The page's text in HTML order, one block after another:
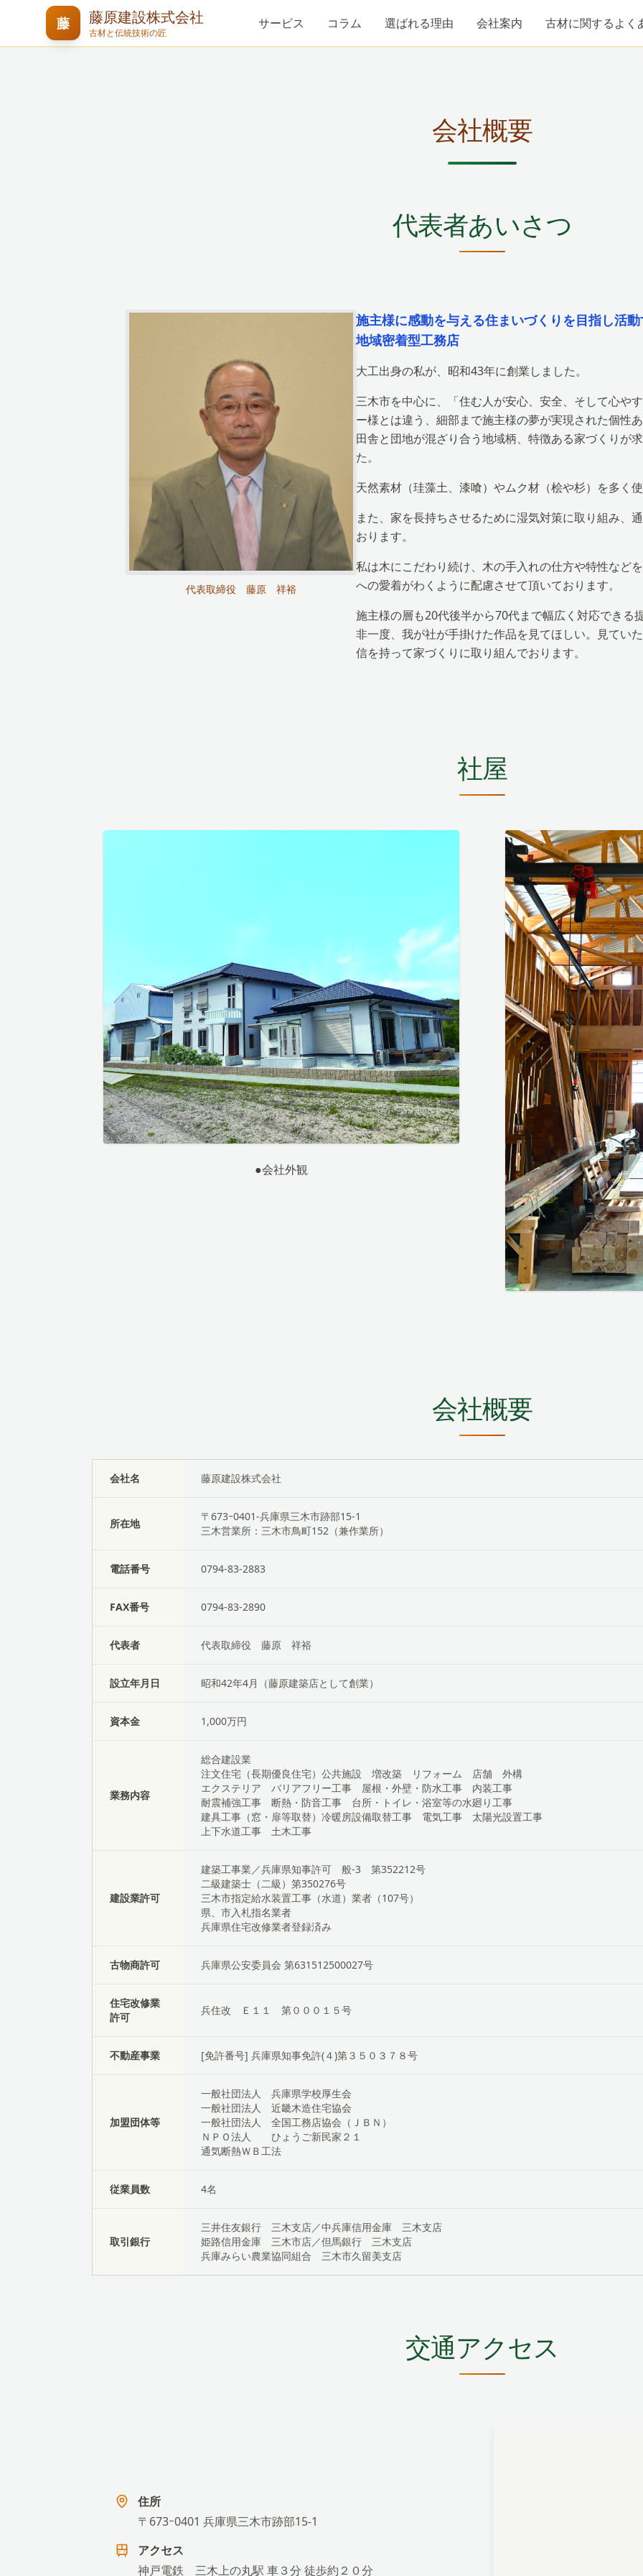
藤 藤原建設株式会社
古材と伝統技術の匠
サービス コラム 選ばれる理由 会社案内 古材に関するよく
会社概要
代表者あいさつ
代表取締役 藤原 祥裕
施主様に感動を与える住まいづくりを目指し活
地域密着型工務店
大工出身の私が、昭和43年に創業しました。
三木市を中心に、「住む人が安心、安全、そして心や
ー様とは違う、細部まで施主様の夢が実現された個性
田舎と団地が混ざり合う地域柄、特徴ある家づくりが
た。
天然素材（珪藻土、漆喰）やムク材（桧や杉）を多く
また、家を長持ちさせるために湿気対策に取り組み、
おります。
私は木にこだわり続け、木の手入れの仕方や特性など
への愛着がわくように配慮させて頂いております。
施主様の層も20代後半から70代まで幅広く対応できる
非一度、我が社が手掛けた作品を見てほしい。見てい
信を持って家づくりに取り組んでおります。
社屋
●会社外観
会社概要
会社名 藤原建設株式会社
所在地
〒673ｰ0401-兵庫県三木市跡部15-1
三木営業所：三木市鳥町152（兼作業所）
電話番号 0794-83-2883
FAX番号 0794-83-2890
代表者 代表取締役 藤原 祥裕
設立年月日 昭和42年4月（藤原建築店として創業）
資本金 1,000万円
業務内容
総合建設業
注文住宅（長期優良住宅）公共施設 増改築 リフォーム 店舗 外構
エクステリア バリアフリー工事 屋根・外壁・防水工事 内装工事
耐震補強工事 断熱・防音工事 台所・トイレ・浴室等の水廻り工事
建具工事（窓・扉等取替）冷暖房設備取替工事 電気工事 太陽光設置工事
上下水道工事 土木工事
建設業許可
建築工事業／兵庫県知事許可 般-3 第352212号
二級建築士（二級）第350276号
三木市指定給水装置工事（水道）業者（107号）
県、市入札指名業者
兵庫県住宅改修業者登録済み
古物商許可 兵庫県公安委員会 第631512500027号
住宅改修業
許可
兵住改 Ｅ１１ 第０００１５号
不動産事業 [免許番号] 兵庫県知事免許(４)第３５０３７８号
加盟団体等
一般社団法人 兵庫県学校厚生会
一般社団法人 近畿木造住宅協会
一般社団法人 全国工務店協会（ＪＢＮ）
ＮＰＯ法人 ひょうご新民家２１
通気断熱ＷＢ工法
従業員数 4名
取引銀行
三井住友銀行 三木支店／中兵庫信用金庫 三木支店
姫路信用金庫 三木市店／但馬銀行 三木支店
兵庫みらい農業協同組合 三木市久留美支店
交通アクセス
住所
〒673ｰ0401 兵庫県三木市跡部15-1
アクセス
神戸電鉄 三木上の丸駅 車３分 徒歩約２０分